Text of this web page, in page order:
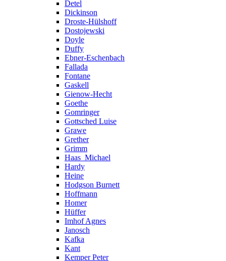
Detel
Dickinson
Droste-Hülshoff
Dostojewski
Doyle
Duffy
Ebner-Eschenbach
Fallada
Fontane
Gaskell
Gienow-Hecht
Goethe
Gomringer
Gottsched Luise
Grawe
Grether
Grimm
Haas_Michael
Hardy
Heine
Hodgson Burnett
Hoffmann
Homer
Hüffer
Imhof Agnes
Janosch
Kafka
Kant
Kemper Peter